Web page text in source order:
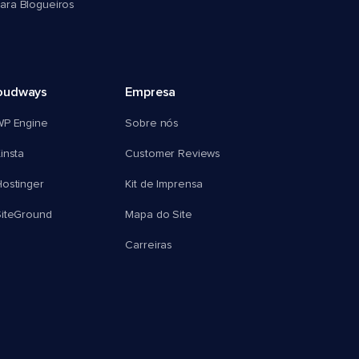
Blogueiros
Engine
Empresa
Sobre nós
Customer Reviews
Kit de Imprensa
Mapa do Site
Carreiras